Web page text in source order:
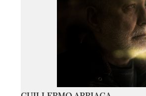
CK5